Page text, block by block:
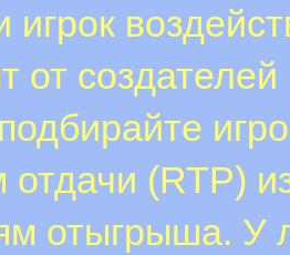
игрок
от
отдачи (RTP)
отыгрыша. У